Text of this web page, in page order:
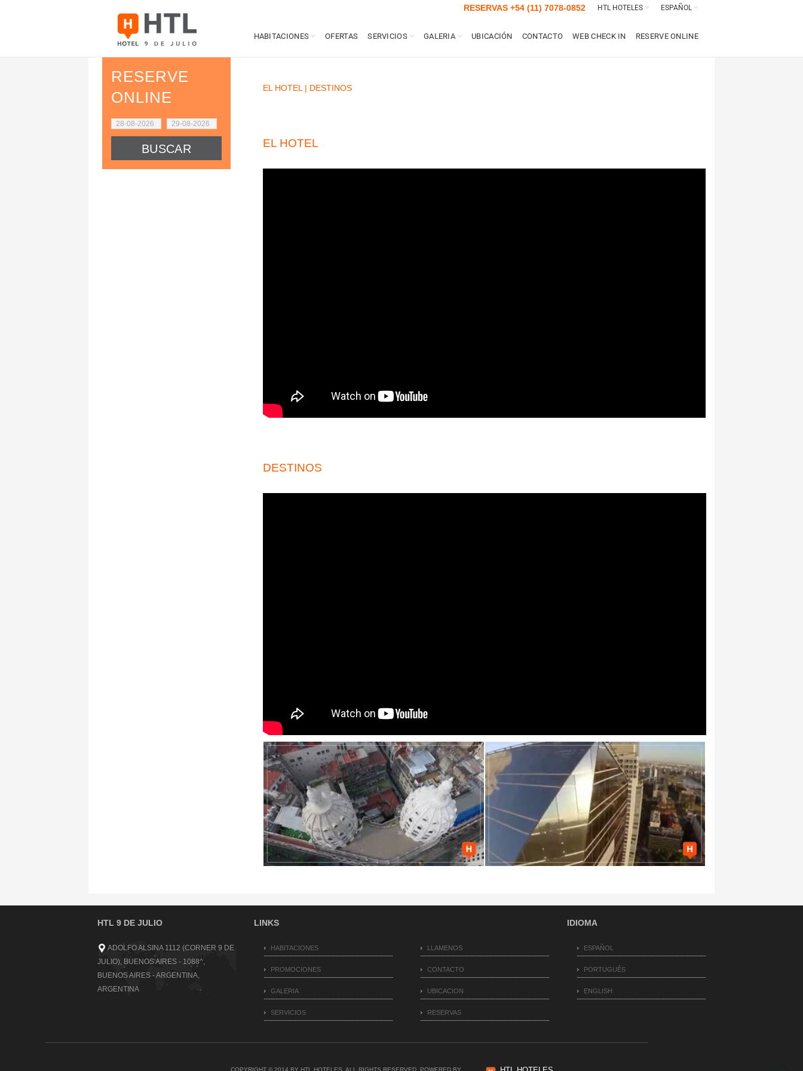
RESERVAS +54 (11) 7078-0852 HTL HOTELES ESPAÑOL
HABITACIONES OFERTAS SERVICIOS GALERIA UBICACIÓN CONTACTO WEB CHECK IN RESERVE ONLINE
RESERVE
ONLINE
EL HOTEL | DESTINOS
EL HOTEL
DESTINOS
HTL 9 DE JULIO
ADOLFO ALSINA 1112 (CORNER 9 DE
JULIO), BUENOS AIRES - 1088^,
BUENOS AIRES - ARGENTINA,
ARGENTINA
LINKS
HABITACIONES
PROMOCIONES
GALERIA
SERVICIOS
LLAMENOS
CONTACTO
UBICACION
RESERVAS
IDIOMA
ESPAÑOL
PORTUGUÊS
ENGLISH
COPYRIGHT © 2014 BY HTL HOTELES. ALL RIGHTS RESERVED. POWERED BY